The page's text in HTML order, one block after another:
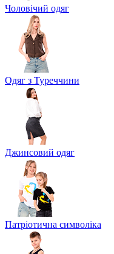
Чоловічий одяг
Одяг з Туреччини
Джинсовий одяг
Патріотична символіка